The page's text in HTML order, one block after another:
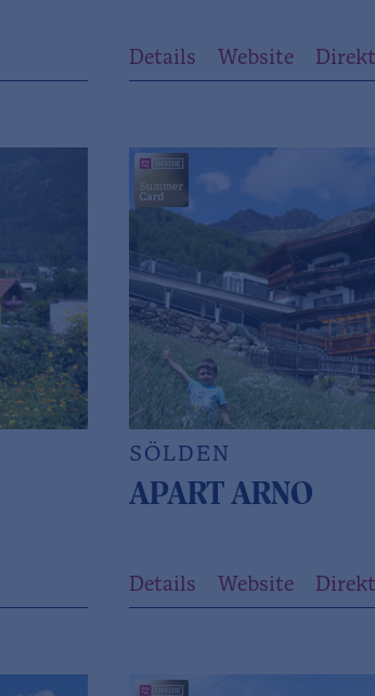
Details Website
SÖLDEN
APART ARNO
Details Website